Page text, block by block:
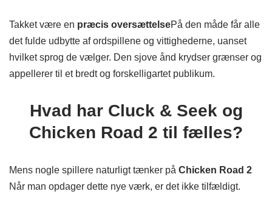
Takket være en præcis oversættelsePå den måde får alle
det fulde udbytte af ordspillene og vittighederne, uanset
hvilket sprog de vælger. Den sjove ånd krydser grænser og
appellerer til et bredt og forskelligartet publikum.
Hvad har Cluck & Seek og
Chicken Road 2 til fælles?
Mens nogle spillere naturligt tænker på Chicken Road 2
Når man opdager dette nye værk, er det ikke tilfældigt.